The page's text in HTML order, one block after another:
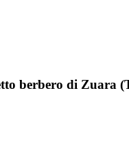
berbero di